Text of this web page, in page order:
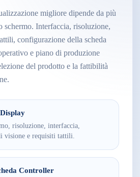
migliore dipende da più
schermo. Interfaccia, risoluzione,
configurazione della scheda
e piano di produzione
del prodotto e la fattibilità
risoluzione, interfaccia,
visione e requisiti tattili.
Controller